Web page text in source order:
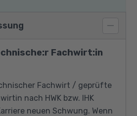
Fachwirt:in
Fachwirt / geprüfte
nach HWK bzw. IHK
neuen Schwung. Wenn